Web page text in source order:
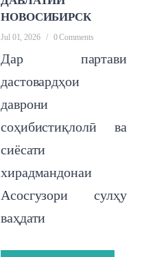
НОВОСИБИРСК
Jul 01, 2026 / 0 Comments
Дар партави
дастовардҳои
даврони
соҳибистиқлолӣ ва
сиёсати
хирадмандонаи
Асосгузори сулҳу
ваҳдати